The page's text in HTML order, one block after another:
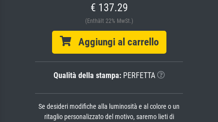
€ 137.29
(Enthält 22% MwSt.)
Aggiungi al carrello
Qualità della stampa:PERFETTA
Se desideri modifiche alla luminosità e al colore o un
ritaglio personalizzato del motivo, saremo lieti di